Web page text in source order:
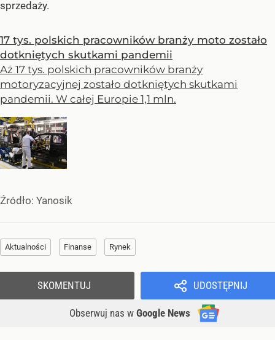
sprzedaży.
17 tys. polskich pracowników branży moto zostało
dotkniętych skutkami pandemii
Aż 17 tys. polskich pracowników branży
motoryzacyjnej zostało dotkniętych skutkami
pandemii. W całej Europie 1,1 mln.
Źródło: Yanosik
Aktualności Finanse Rynek
UDOSTĘPNIJ
Obserwuj nas w Google News
SKOMENTUJ